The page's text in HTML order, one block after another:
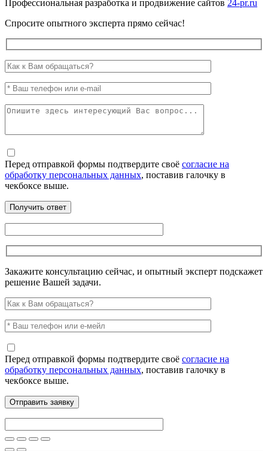
Профессиональная разработка и продвижение сайтов 24-pr.ru
Спросите опытного эксперта прямо сейчас!
Перед отправкой формы подтвердите своё согласие на
обработку персональных данных, поставив галочку в
чекбоксе выше.
Закажите консультацию сейчас, и опытный эксперт подскажет
решение Вашей задачи.
Перед отправкой формы подтвердите своё согласие на
обработку персональных данных, поставив галочку в
чекбоксе выше.